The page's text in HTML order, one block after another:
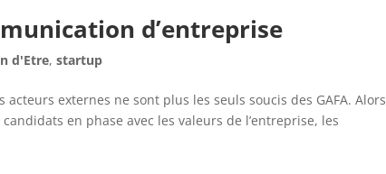
d’entreprise
d'Etre,startup
externes ne sont plus les seuls soucis des GAFA. Alors
en phase avec les valeurs de l’entreprise, les